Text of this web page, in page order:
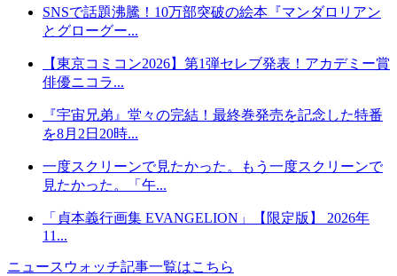
SNSで話題沸騰！10万部突破の絵本『マンダロリアン
とグローグー...
【東京コミコン2026】第1弾セレブ発表！アカデミー賞
俳優ニコラ...
『宇宙兄弟』堂々の完結！最終巻発売を記念した特番
を8月2日20時...
一度スクリーンで見たかった。もう一度スクリーンで
見たかった。「午...
「貞本義行画集 EVANGELION」【限定版】 2026年
11...
ニュースウォッチ記事一覧はこちら